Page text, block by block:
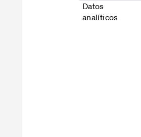
Datos
analíticos